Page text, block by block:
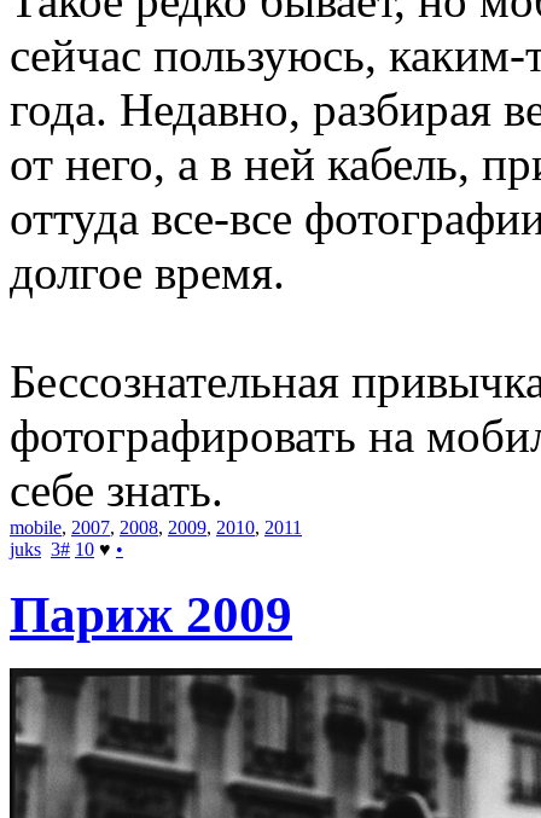
сейчас пользуюсь,
года. Недавно, разбирая
от него, а в ней кабель,
оттуда все-все
долгое время.
Бессознательная
фотографировать на
себе знать.
mobile, 2007, 2008, 2009, 2010, 2011
juks 3# 10 ♥ •
Париж 2009